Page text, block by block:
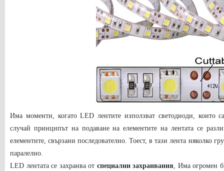
Има моменти, когато LED лентите използват светодиоди, които
случай принципът на подаване на елементите на лентата се
елементите, свързани последователно. Тоест, в тази лента няколко
паралелно.
LED лентата се захранва от специални захранвания, Има огромен